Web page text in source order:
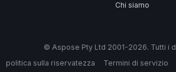
Chi siamo
© Aspose Pty Ltd 2001-2026. Tutti i
politica sulla riservatezza
Termini di servizio